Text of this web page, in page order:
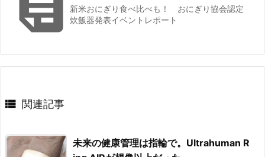
新米おにぎり食べ比べも！ おにぎり協会認定
炊飯器発表イベントレポート
 関連記事
未来の健康管理は指輪で。Ultrahuman R